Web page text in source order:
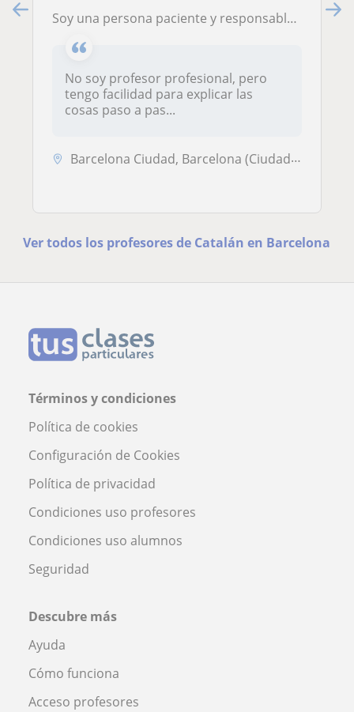
Soy una persona paciente y responsable, con ganas de ayudar a estudiantes de Primaria o ESO a comprender mejor sus asignaturas.
No soy profesor profesional, pero
tengo facilidad para explicar las
cosas paso a pas...
Barcelona Ciudad, Barcelona (Ciudad), Cornellà de Llobregat, Esplugues...
Ver todos los profesores de Catalán en Barcelona
Términos y condiciones
Política de cookies
Configuración de Cookies
Política de privacidad
Condiciones uso profesores
Condiciones uso alumnos
Seguridad
Descubre más
Ayuda
Cómo funciona
Acceso profesores